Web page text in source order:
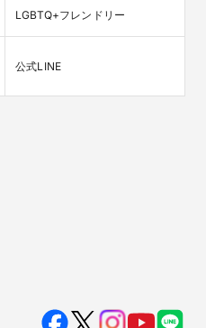
LGBTQ+フレンドリー
公式LINE